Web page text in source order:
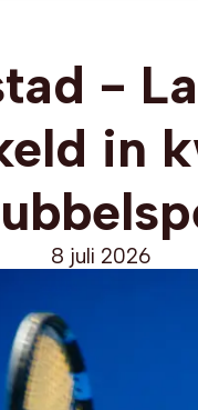
-
in
8 juli 2026